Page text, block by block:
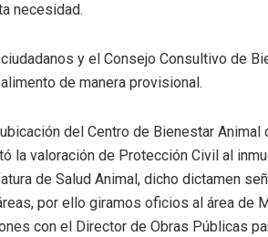
necesidad.
y el Consejo Consultivo de
de manera provisional.
del Centro de Bienestar Animal
la valoración de Protección Civil al
de Salud Animal, dicho dictamen
por ello giramos oficios al área de
con el Director de Obras Públicas